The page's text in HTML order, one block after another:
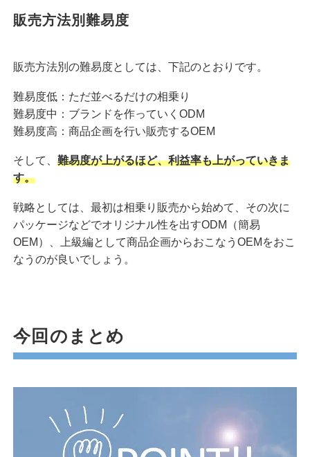
販売方法別難易度
販売方法別の難易度としては、下記のとおりです。
難易度低：ただ並べるだけの相乗り
難易度中：ブランドを作っていくODM
難易度高：商品企画を行い販売するOEM
そして、 難易度が上がるほど、利益率も上がっていきま
す。
戦略としては、最初は相乗り販売から始めて、その次に
パッケージなどでオリジナル性を出すODM（簡易
OEM）、上級編として商品企画からおこなうOEMをおこ
なうのが良いでしょう。
今回のまとめ